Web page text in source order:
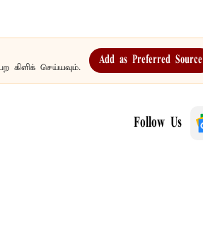
கிளிக் செய்யவும்.
Add as Preferred Source
Follow Us